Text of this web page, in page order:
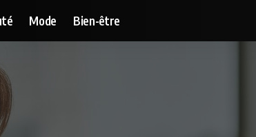
Mode Bien-être